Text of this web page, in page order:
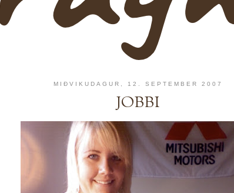
MIÐVIKUDAGUR, 12. SEPTEMBER 2007
JOBBI